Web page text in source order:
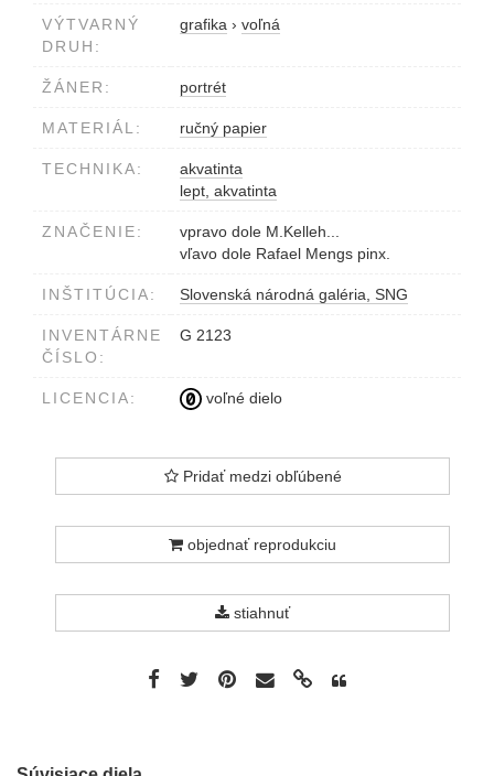
VÝTVARNÝ
DRUH:
grafika › voľná
ŽÁNER: portrét
MATERIÁL: ručný papier
TECHNIKA:
akvatinta
lept, akvatinta
ZNAČENIE:
vpravo dole M.Kelleh...
vľavo dole Rafael Mengs pinx.
INŠTITÚCIA: Slovenská národná galéria, SNG
INVENTÁRNE
ČÍSLO:
G 2123
LICENCIA: voľné dielo
Pridať medzi obľúbené
objednať reprodukciu
stiahnuť